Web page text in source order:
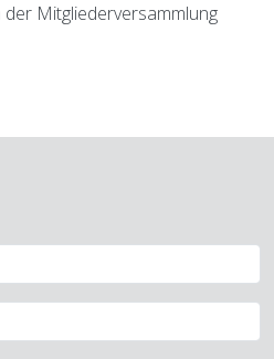
Mitgliederversammlung